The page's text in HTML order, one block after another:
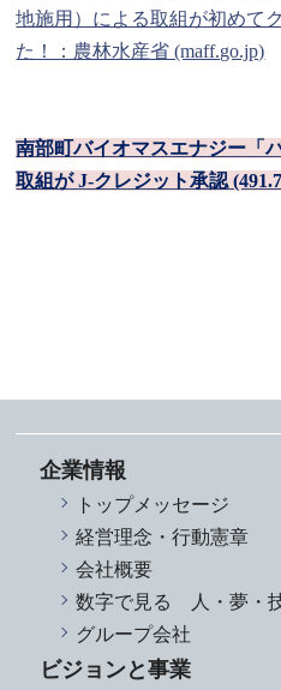
地施用）による取組が初めて
た！：農林水産省 (maff.go.jp)
南部町バイオマスエナジー「
取組が J-クレジット承認
企業情報
トップメッセージ
経営理念・行動憲章
会社概要
数字で見る 人・夢・
グループ会社
ビジョンと事業